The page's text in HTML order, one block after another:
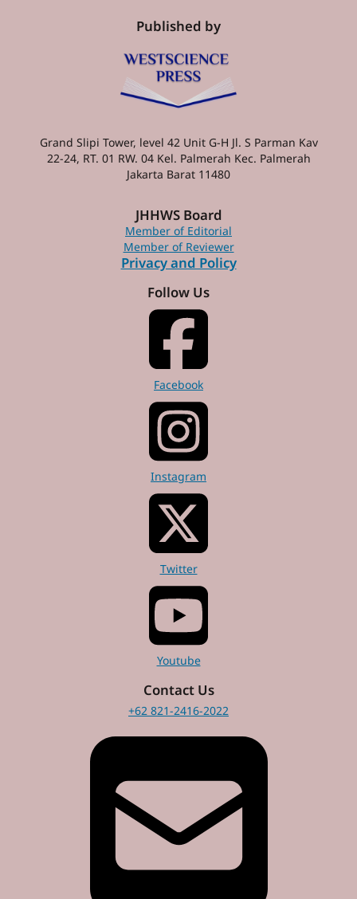
Published by
Grand Slipi Tower, level 42 Unit G-H Jl. S Parman Kav
22-24, RT. 01 RW. 04 Kel. Palmerah Kec. Palmerah
Jakarta Barat 11480
JHHWS Board
Member of Editorial
Member of Reviewer
Privacy and Policy
Follow Us
Facebook
Instagram
Twitter
Youtube
Contact Us
+62 821-2416-2022